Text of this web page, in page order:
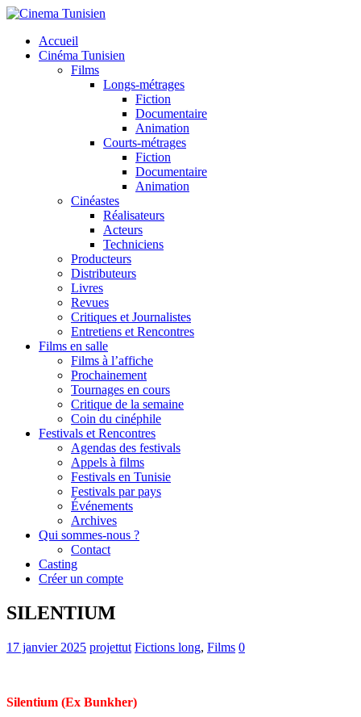
Accueil
Cinéma Tunisien
Films
Longs-métrages
Fiction
Documentaire
Animation
Courts-métrages
Fiction
Documentaire
Animation
Cinéastes
Réalisateurs
Acteurs
Techniciens
Producteurs
Distributeurs
Livres
Revues
Critiques et Journalistes
Entretiens et Rencontres
Films en salle
Films à l’affiche
Prochainement
Tournages en cours
Critique de la semaine
Coin du cinéphile
Festivals et Rencontres
Agendas des festivals
Appels à films
Festivals en Tunisie
Festivals par pays
Événements
Archives
Qui sommes-nous ?
Contact
Casting
Créer un compte
SILENTIUM
17 janvier 2025 projettut Fictions long, Films 0
Silentium (Ex Bunkher)